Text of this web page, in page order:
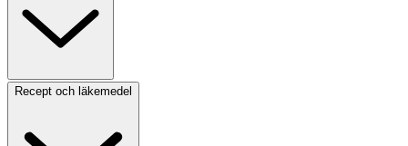
Recept och läkemedel